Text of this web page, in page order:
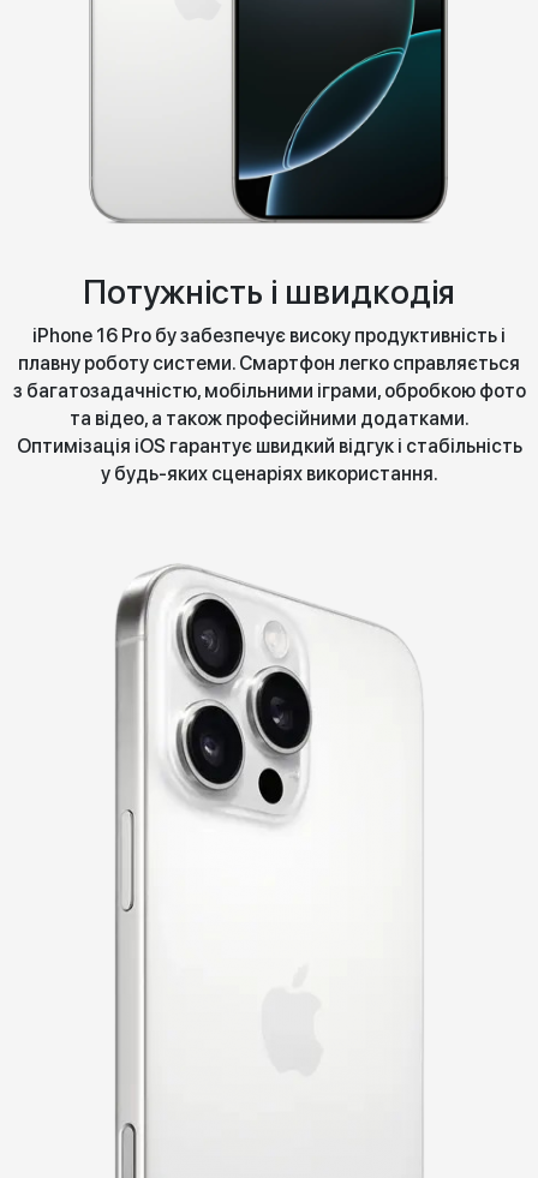
Потужність і швидкодія
iPhone 16 Pro бу забезпечує високу продуктивність і
плавну роботу системи. Смартфон легко справляється
з багатозадачністю, мобільними іграми, обробкою фото
та відео, а також професійними додатками.
Оптимізація iOS гарантує швидкий відгук і стабільність
у будь-яких сценаріях використання.